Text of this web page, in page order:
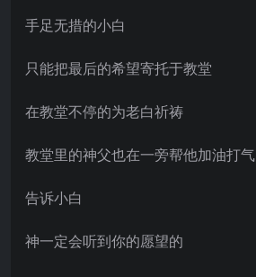
手足无措的小白
只能把最后的希望寄托于教堂
在教堂不停的为老白祈祷
教堂里的神父也在一旁帮他加油打气
告诉小白
神一定会听到你的愿望的